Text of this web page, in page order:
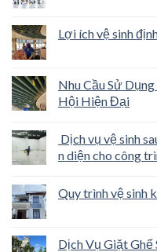
Lợi ích vệ sinh
Nhu Cầu Sử
Hội Hiện Đại
Dịch vụ vệ sinh
n diện cho công
Quy trình vệ sinh
Dịch Vụ Giặt